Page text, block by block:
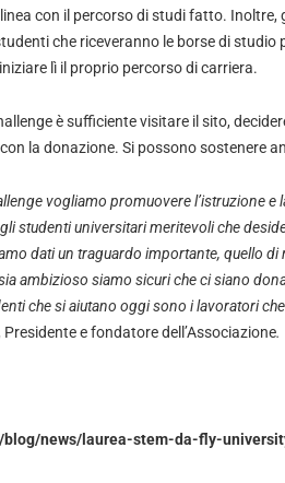
con il percorso di studi fatto. Inoltre,
che riceveranno le borse di
lì il proprio percorso di carriera.
è sufficiente visitare il sito,
la donazione. Si possono sostenere
vogliamo promuovere l’istruzione e
studenti universitari meritevoli che
dati un traguardo importante, quello
ambizioso siamo sicuri che ci siano
che si aiutano oggi sono i lavoratori
Presidente e fondatore dell’Associazione.
blog/news/laurea-stem-da-fly-